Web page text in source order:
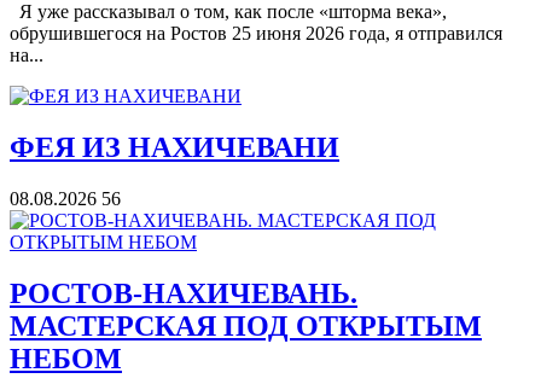
Я уже рассказывал о том, как после «шторма века»,
обрушившегося на Ростов 25 июня 2026 года, я отправился
на...
ФЕЯ ИЗ НАХИЧЕВАНИ
08.08.2026 56
РОСТОВ-НАХИЧЕВАНЬ.
МАСТЕРСКАЯ ПОД ОТКРЫТЫМ
НЕБОМ